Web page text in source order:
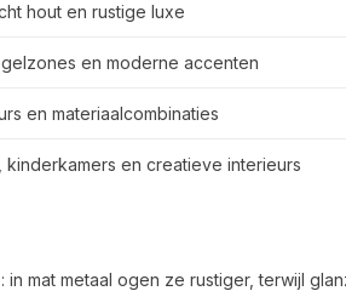
hout en rustige luxe
en moderne accenten
en materiaalcombinaties
kinderkamers en creatieve interieurs
mat metaal ogen ze rustiger, terwijl